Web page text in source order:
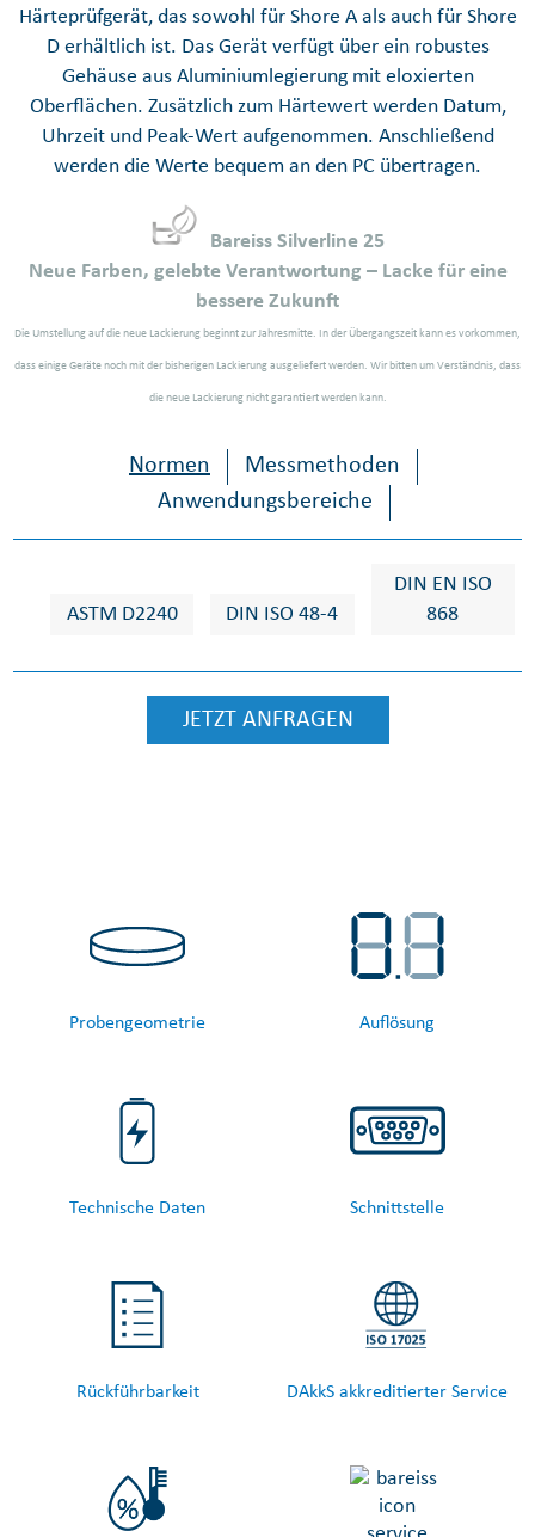
Härteprüfgerät, das sowohl für Shore A als auch für Shore
D erhältlich ist. Das Gerät verfügt über ein robustes
Gehäuse aus Aluminiumlegierung mit eloxierten
Oberflächen. Zusätzlich zum Härtewert werden Datum,
Uhrzeit und Peak-Wert aufgenommen. Anschließend
werden die Werte bequem an den PC übertragen.
Bareiss Silverline 25
Neue Farben, gelebte Verantwortung – Lacke für eine
bessere Zukunft
Die Umstellung auf die neue Lackierung beginnt zur Jahresmitte. In der Übergangszeit kann es vorkommen,
dass einige Geräte noch mit der bisherigen Lackierung ausgeliefert werden. Wir bitten um Verständnis, dass
die neue Lackierung nicht garantiert werden kann.
Normen
Messmethoden
Anwendungsbereiche
ASTM D2240 DIN ISO 48-4
DIN EN ISO
868
JETZT ANFRAGEN
Probengeometrie Auflösung
Technische Daten Schnittstelle
Rückführbarkeit DAkkS akkreditierter Service